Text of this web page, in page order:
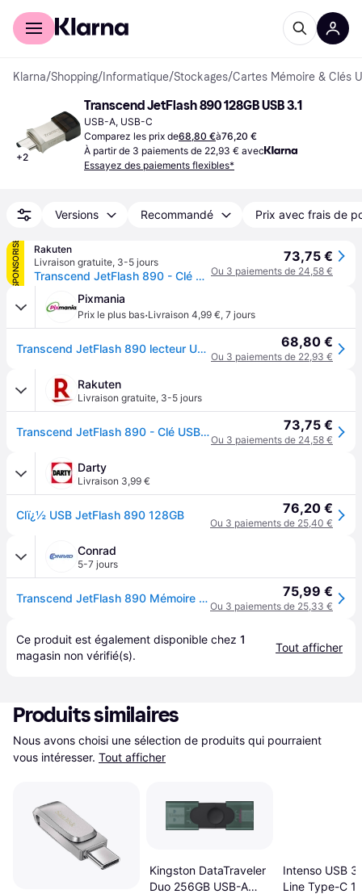
Acheter avec Klarna
Klarna/Shopping/ Informatique/Stockages/Cartes Mémoire & Clés
+2
Transcend JetFlash 890 128GB USB 3.1
USB-A, USB-C
Comparez les prix de68,80 €à76,20 €
À partir de 3 paiements de 22,93 € avec
Essayez des paiements flexibles*
Versions Recommandé Prix avec frais de
SPONSORISÉ
Rakuten
Livraison gratuite, 3-5 jours
Transcend JetFlash 890 - Clé USB - 128 Go - USB 3.1 Gen 1 / USB-C - argent
73,75 €
Ou 3 paiements de 24,58 €
Pixmania
Prix le plus bas·Livraison 4,99 €, 7 jours
Transcend JetFlash 890 lecteur USB flash 128 Go USB Type-A / USB Type-C 3.2 Gen 1 (3.1 Gen 1) Noir, Argent - Neuf 68,80 €
Ou 3 paiements de 22,93 €
Rakuten
Livraison gratuite, 3-5 jours
Transcend JetFlash 890 - Clé USB - 128 Go - USB 3.1 Gen 1 / USB-C - argent 73,75 €
Ou 3 paiements de 24,58 €
Darty
Livraison 3,99 €
Clï¿½ USB JetFlash 890 128GB 76,20 €
Ou 3 paiements de 25,40 €
Conrad
5-7 jours
Transcend JetFlash 890 Mémoire supplémentaire USB pour smartphone/tablette argent 128 GB USB 3.1 (2è gén.), USB-C® 75,99 €
Ou 3 paiements de 25,33 €
Ce produit est également disponible chez 1
magasin non vérifié(s).
Tout afficher
Produits similaires
Nous avons choisi une sélection de produits qui pourraient
vous intéresser. Tout afficher
Kingston DataTraveler
Duo 256GB USB-A
Intenso USB
Line Type-C